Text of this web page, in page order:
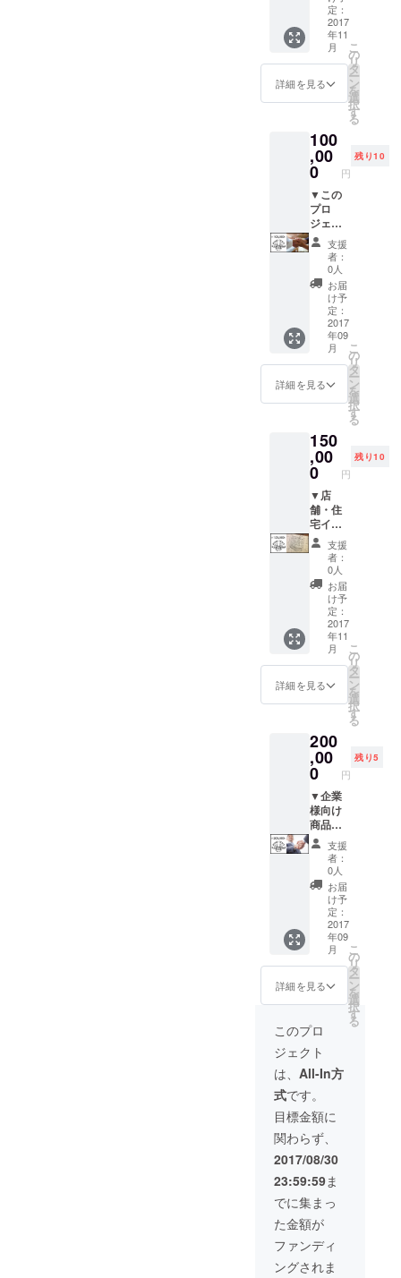
家具の
受注を
いただ
いた場
合は、
購入金
額から
かせて
いただ
きま
す。
100,000
円分
（壁面
約9㎡
分）+壁
のイ
メージ
用いた
だく予
定の壁
面を
PEACE
CRAFT
がデザ
インし
ます。
配送の
場合は
別途送
料をい
ただき
ます。
定：
2017
年11
月
詳細を見る
こ
の
リ
タ
ー
ン
を
選
択
す
る
100
,00
0 円
残り10
▼この
プロ
ジェク
ト応援
しま
す！ 商
品はい
らない
けど応
援した
い！と
いう方
はこち
ら!
LABO
ボルツ
リー
に、
ネーム
プレー
トをか
けさせ
ていた
だきま
す。
支援
者：
0人
お届
け予
定：
2017
年09
月
詳細を見る
こ
の
リ
タ
ー
ン
を
選
択
す
る
150
,00
0 円
残り10
▼店
舗・住
宅イン
テリア
デザイ
ン相談
店舗内
装や住
宅リノ
ベ・新
築をお
考えの
方、
LABO
で朝か
みっち
りデザ
インの
ご相談
にお付
き合い
させて
いただ
きま
す！ そ
の場で
CGパー
スや手
描き
パース
を仕上
げます
よ。 そ
の後、
デザイ
ン(50万
円〜)の
ご依頼
となり
ました
ら、デ
ザイン
料から
15万円
差し引
かせて
いただ
きま
す。
支援
者：
0人
お届
け予
定：
2017
年11
月
詳細を見る
こ
の
リ
タ
ー
ン
を
選
択
す
る
200
,00
0 円
残り5
▼企業
様向け
商品は
いらな
いけど
応援し
たい！
と思っ
てくだ
さる企
業様は
こちら!
新しい
施設の
フォト
トとな
る壁面
に、協
賛企業
様のロ
ゴを描
かせて
いただ
きま
す。 併
せて、
10月に
予定し
ている
レセプ
ション
でのご
紹介
支援
者：
0人
お届
け予
定：
2017
年09
月
詳細を見る
こ
の
リ
タ
ー
ン
を
選
択
す
る
このプロ
ジェクト
は、 All-In方
式です。
目標金額に
関わらず、
2017/08/30
23:59:59ま
でに集まっ
た金額が
ファンディ
ングされま